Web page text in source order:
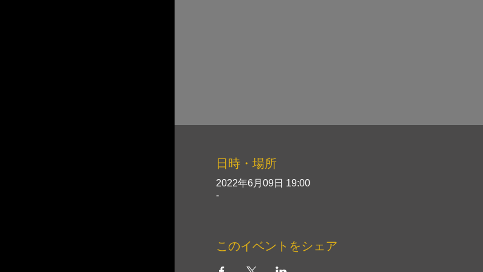
日時・場所
2022年6月09日 19:00
-
このイベントをシェア